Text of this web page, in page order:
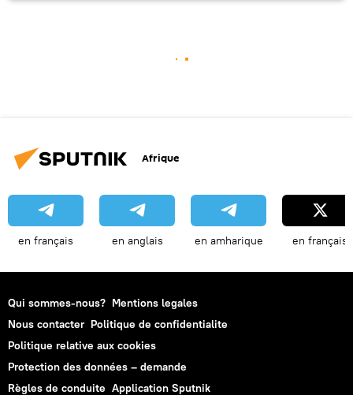
Afrique
en français en anglais en amharique en français
Qui sommes-nous? Mentions legales
Nous contacter Politique de confidentialite
Politique relative aux cookies
Protection des données – demande
Règles de conduite Application Sputnik